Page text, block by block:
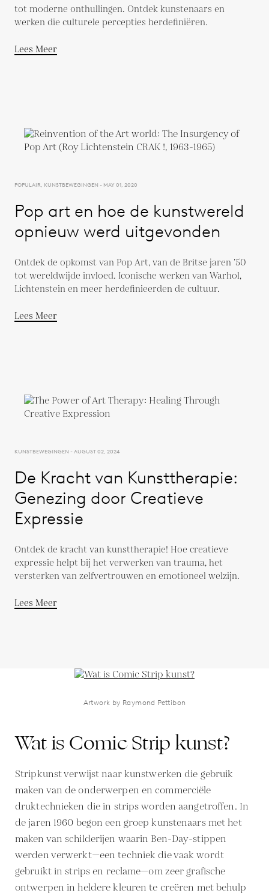
tot moderne onthullingen. Ontdek kunstenaars en
werken die culturele percepties herdefiniëren.
Lees Meer
POPULAIR, KUNSTBEWEGINGEN - MAY 01, 2020
Pop art en hoe de kunstwereld
opnieuw werd uitgevonden
Ontdek de opkomst van Pop Art, van de Britse jaren ’50
tot wereldwijde invloed. Iconische werken van Warhol,
Lichtenstein en meer herdefinieerden de cultuur.
Lees Meer
KUNSTBEWEGINGEN - AUGUST 02, 2024
De Kracht van Kunsttherapie:
Genezing door Creatieve
Expressie
Ontdek de kracht van kunsttherapie! Hoe creatieve
expressie helpt bij het verwerken van trauma, het
versterken van zelfvertrouwen en emotioneel welzijn.
Lees Meer
Artwork by Raymond Pettibon
Wat is Comic Strip kunst?
Stripkunst verwijst naar kunstwerken die gebruik
maken van de onderwerpen en commerciële
druktechnieken die in strips worden aangetroffen. In
de jaren 1960 begon een groep kunstenaars met het
maken van schilderijen waarin Ben-Day-stippen
werden verwerkt—een techniek die vaak wordt
gebruikt in strips en reclame—om zeer grafische
ontwerpen in heldere kleuren te creëren met behulp